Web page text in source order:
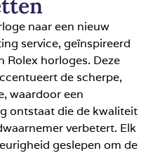
naar een nieuw
service, geïnspireerd
Rolex horloges. Deze
de scherpe,
waardoor een
ontstaat die de kwaliteit
verbetert. Elk
geslepen om de